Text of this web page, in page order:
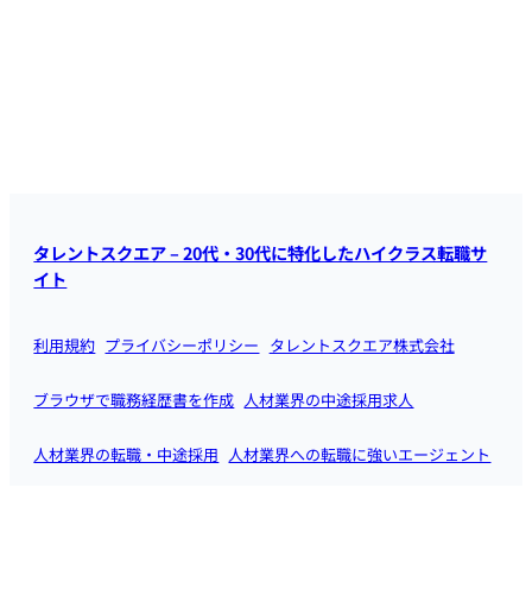
タレントスクエア – 20代・30代に特化したハイクラス転職サ
イト
利用規約 プライバシーポリシー タレントスクエア株式会社
ブラウザで職務経歴書を作成 人材業界の中途採用求人
人材業界の転職・中途採用 人材業界への転職に強いエージェント